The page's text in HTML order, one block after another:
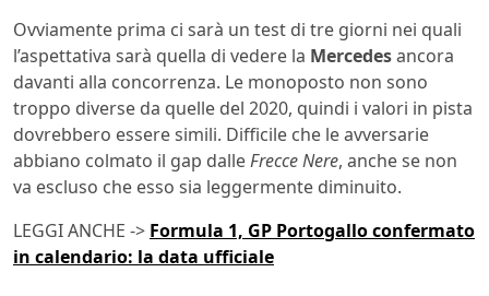
Ovviamente prima ci sarà un test di tre giorni nei quali
l’aspettativa sarà quella di vedere la Mercedesancora
davanti alla concorrenza. Le monoposto non sono
troppo diverse da quelle del 2020, quindi i valori in pista
dovrebbero essere simili. Difficile che le avversarie
abbiano colmato il gap dalleFrecce Nere, anche se non
va escluso che esso sia leggermente diminuito.
LEGGI ANCHE -> Formula 1, GP Portogallo confermato
in calendario: la data ufficiale